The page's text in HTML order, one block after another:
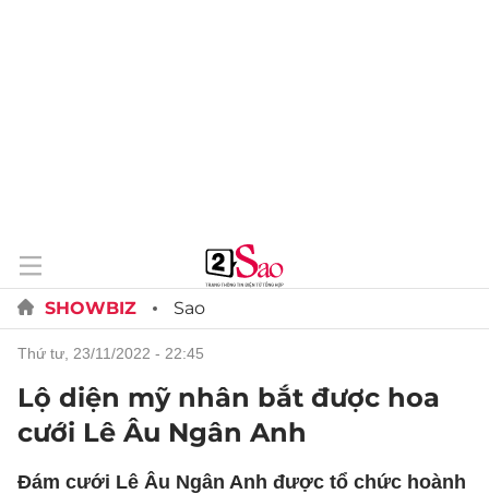
SHOWBIZ Sao
thứ tư, 23/11/2022 - 22:45
Lộ diện mỹ nhân bắt được hoa
cưới Lê Âu Ngân Anh
Đám cưới Lê Âu Ngân Anh được tổ chức hoành